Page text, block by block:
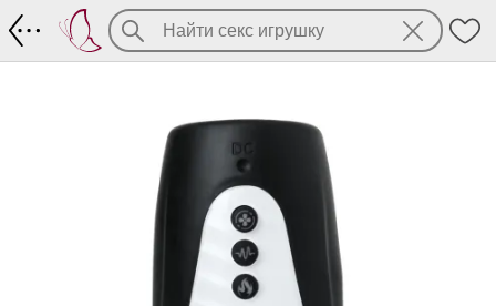
Вибрирующий мастурбатор Aircraft